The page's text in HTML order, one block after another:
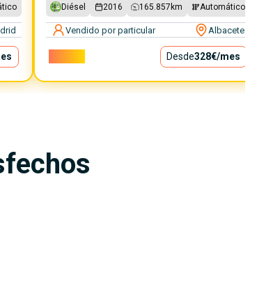
Diésel 2016 165.857 km Automático
Vendido por particular Albacete
Desde328€/mes